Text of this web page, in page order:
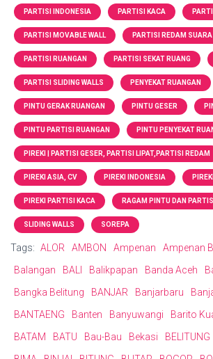
PARTISI INDONESIA PARTISI KACA
PARTISI MOVABLE WALL PARTISI REDAM SUARA
PARTISI RUANGAN PARTISI SEKAT RUANG
PARTISI SLIDING WALLS PENYEKAT RUANGAN
PINTU GERAK RUANGAN PINTU GESER
PINTU PARTISI RUANGAN PINTU PENYEKAT
PIREKI | PARTISI GESER, PARTISI LIPAT,PARTISI REDAM
PIREKI ASIA, CV PIREKI INDONESIA
PIREKI PARTISI KACA RAGAM PINTU DAN PARTISI
SLIDING WALLS SOREPA
Tags: ALOR AMBON Ampenan Ampenan
Balangan
BALI Balikpapan Banda Aceh
Bangka Belitung
BANJAR Banjarbaru
BANTAENG
Banten Banyuwangi Barito
BATAM
BATU Bau-Bau Bekasi BELITUNG